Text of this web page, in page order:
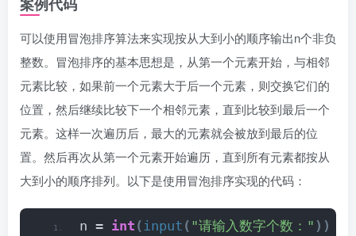
可以使用冒泡排序算法来实现按从大到小的顺序输出n个非负
整数。冒泡排序的基本思想是，从第一个元素开始，与相邻
元素比较，如果前一个元素大于后一个元素，则交换它们的
位置，然后继续比较下一个相邻元素，直到比较到最后一个
元素。这样一次遍历后，最大的元素就会被放到最后的位
置。然后再次从第一个元素开始遍历，直到所有元素都按从
大到小的顺序排列。以下是使用冒泡排序实现的代码：
n = int (input ( "请输入数字个数：" ))